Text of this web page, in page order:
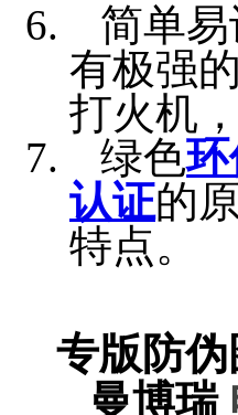
简单易
有极强
打火机
绿色
认证的
特点。
专版防
曼博瑞